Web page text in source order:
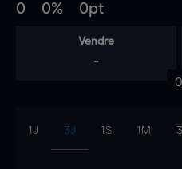
0 0% 0pt
Vendre
-
0
1J 3J 1S 1M